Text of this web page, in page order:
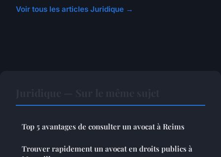
Voir tous les articles Juridique →
Top 5 avantages de consulter un avocat à Reims
Trouver rapidement un avocat en droits publics à